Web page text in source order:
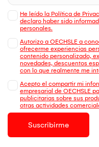
He leído la Política de
declaro haber sido
personales.
Autorizo a OECHSLE a
ofrecerme experiencias
contenido personalizado,
novedades, descuentos
con lo que realmente me
Acepto el compartir mi
empresarial de OECHSLE
publicitarias sobre sus
otras actividades
Suscribirme